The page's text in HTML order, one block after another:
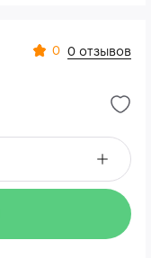
0 0 отзывов